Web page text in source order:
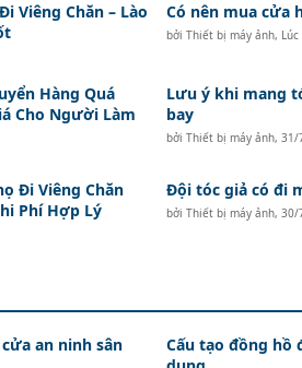
Viêng Chăn – Lào
Có nên mua cửa
bởi Thiết bị máy ảnh,
Hàng Quá
Cho Người Làm
Lưu ý khi mang
bay
bởi Thiết bị máy ảnh, 31/
Đi Viêng Chăn
Phí Hợp Lý
Đội tóc giả có đi
bởi Thiết bị máy ảnh, 30/
an ninh sân
Cấu tạo đồng hồ